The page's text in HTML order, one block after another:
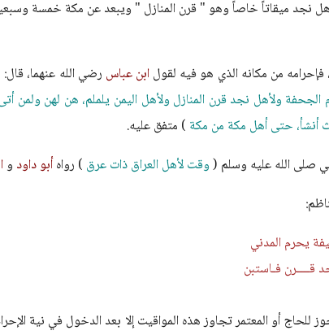
نجد ميقاتاً خاصاً وهو " قرن المنازل " ويبعد عن مكة خمسة
من مكانه الذي هو فيه لقولابن عباس رضي الله عنهما،
الجحفة ولأهل نجد قرن المنازل ولأهل اليمن يلملم، هن لهن ولمن
أنشأ، حتى أهل مكة من مكة ) متفق عليه.
صلى الله عليه وسلم (وقت لأهل العراق ذات عرق ) رواهأبو داود و
يحرم المدني
فـاستبن
أو المعتمر تجاوز هذه المواقيت إلا بعد الدخول في نية